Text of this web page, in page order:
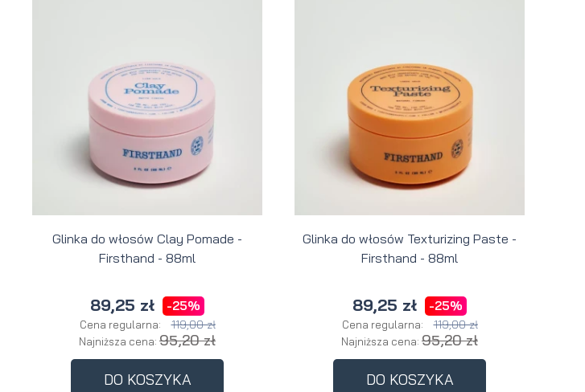
Glinka do włosów Clay Pomade -
Firsthand - 88ml
89,25 zł -25%
Cena regularna: 119,00 zł
Najniższa cena: 95,20 zł
DO KOSZYKA
Glinka do włosów Texturizing Paste -
Firsthand - 88ml
89,25 zł -25%
Cena regularna: 119,00 zł
Najniższa cena: 95,20 zł
DO KOSZYKA